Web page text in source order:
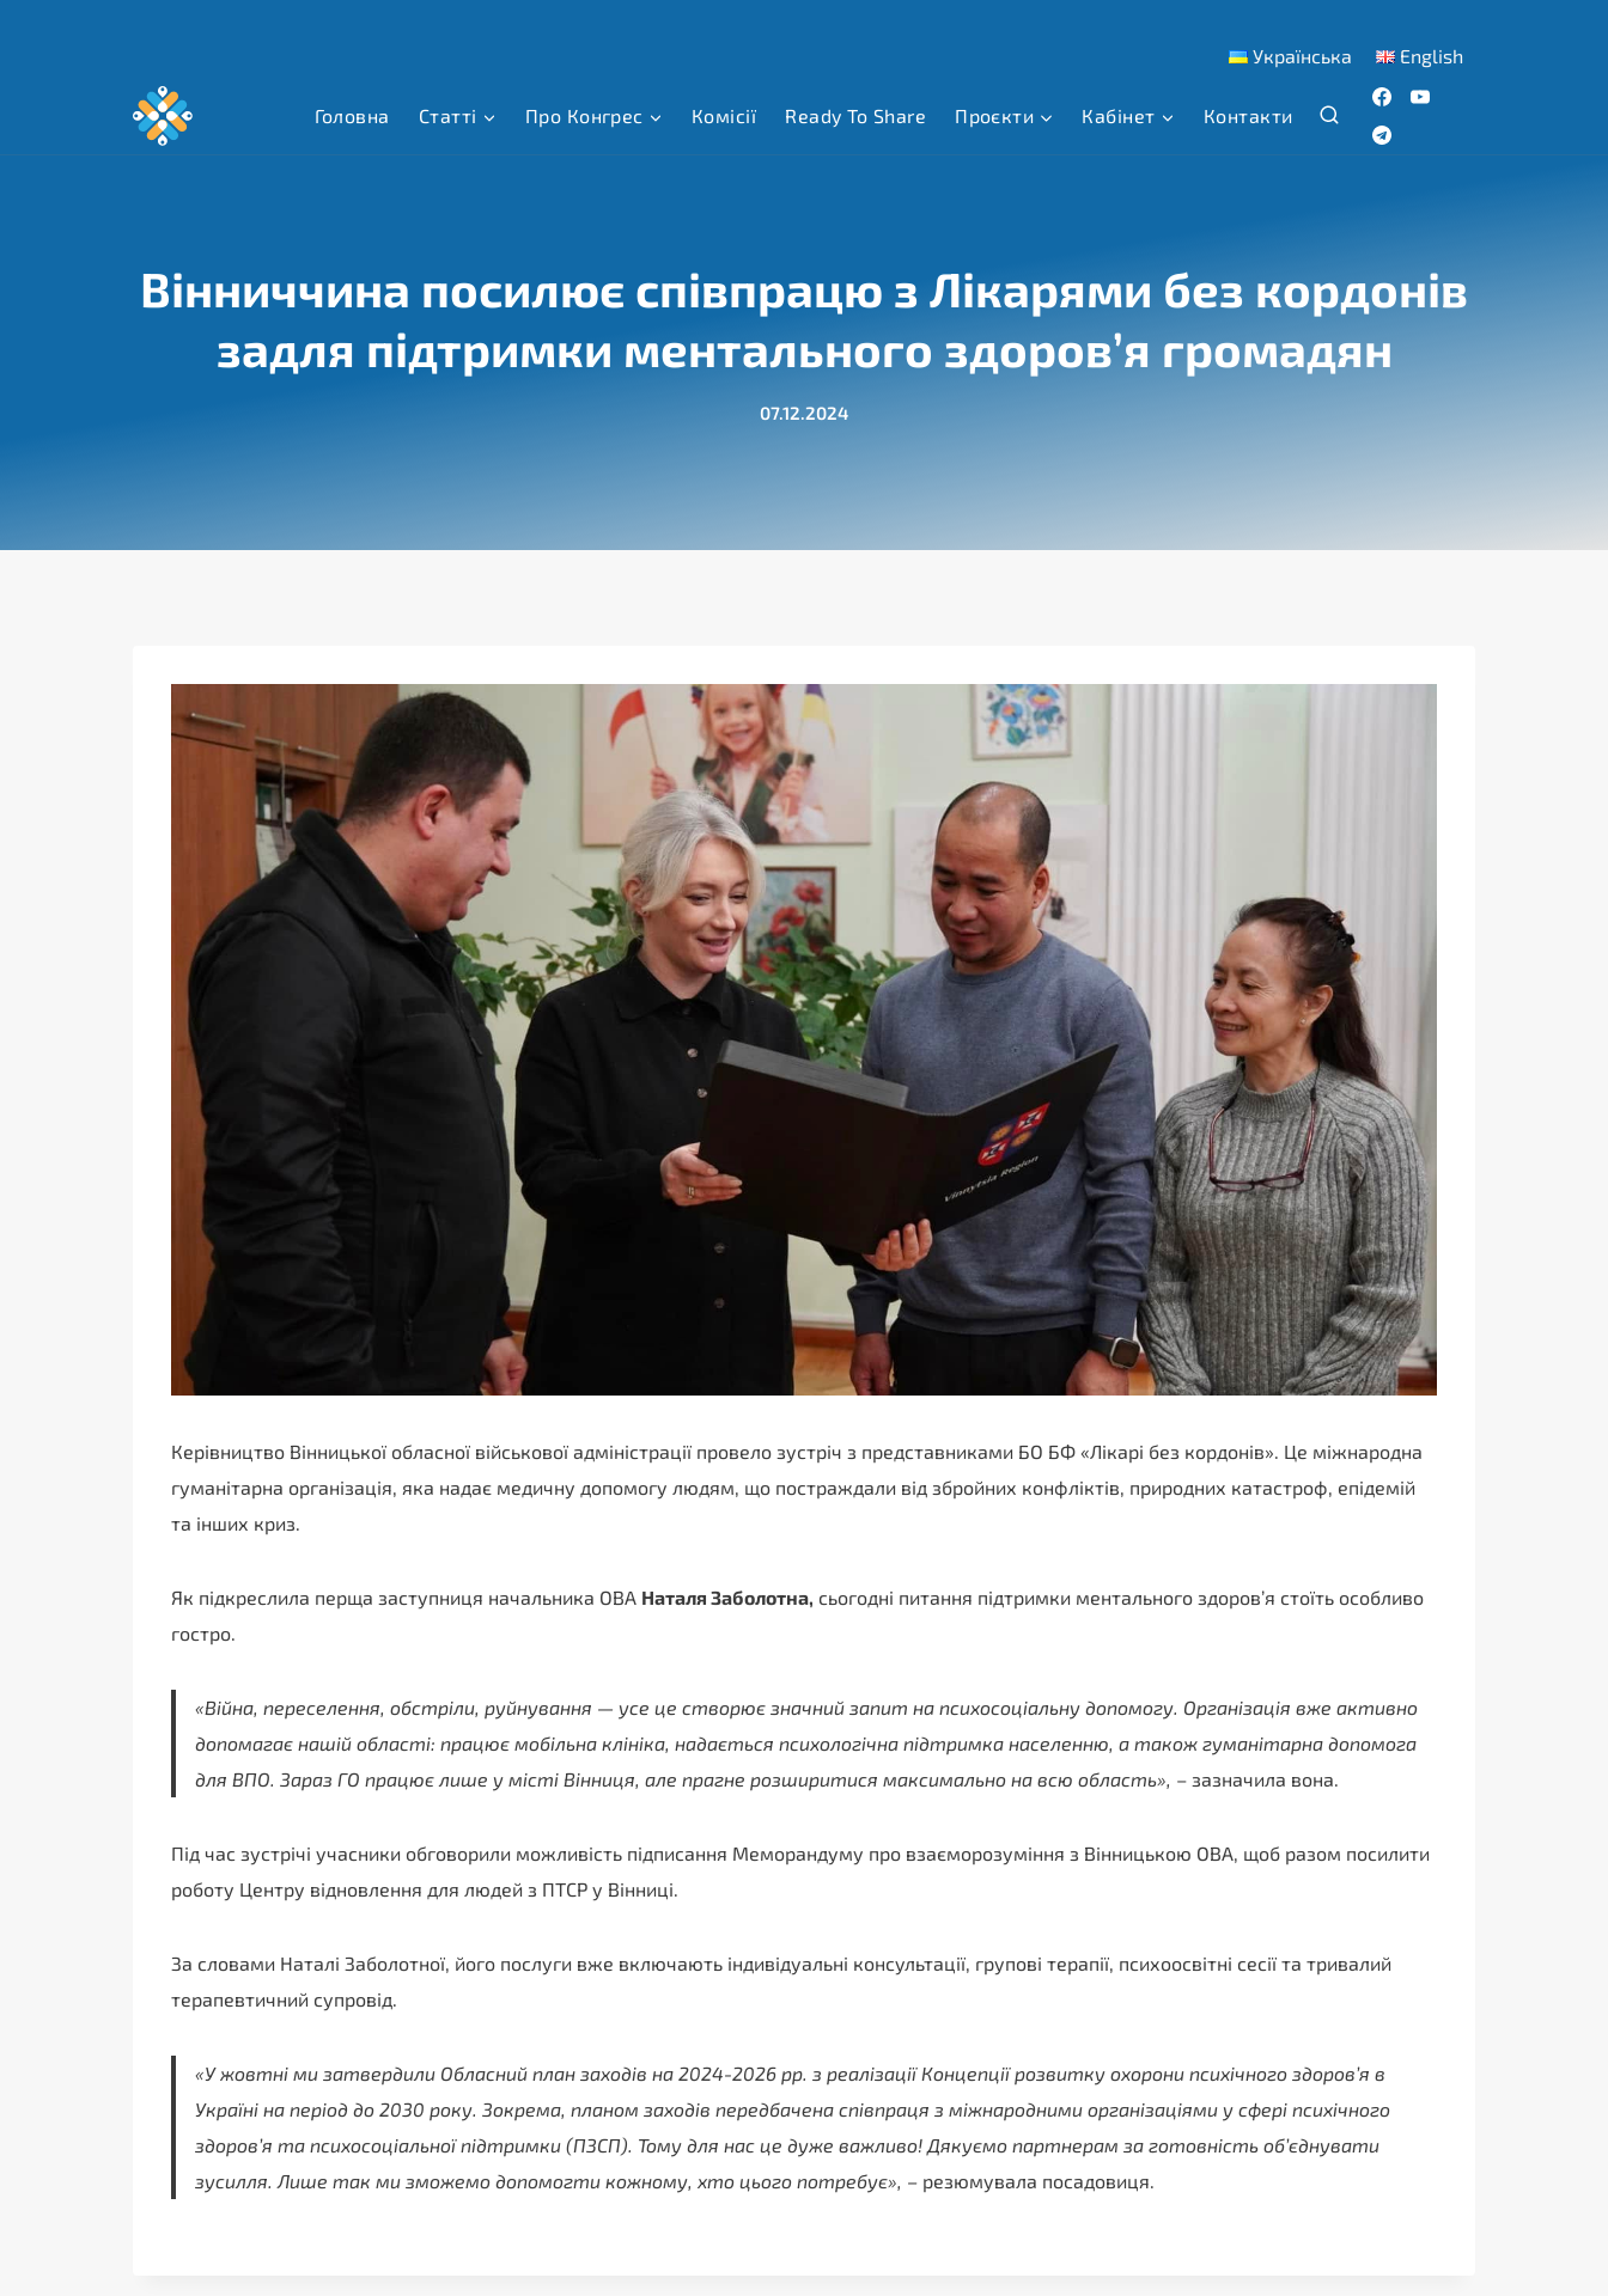
Українська English
Головна Статті Про Конгрес Комісії Ready To Share Проєкти Кабінет Контакти
Вінниччина посилює співпрацю з Лікарями без кордонів
задля підтримки ментального здоров’я громадян
07.12.2024
Керівництво Вінницької обласної військової адміністрації провело зустріч з представниками БО БФ «Лікарі без кордонів». Це міжнародна
гуманітарна організація, яка надає медичну допомогу людям, що постраждали від збройних конфліктів, природних катастроф, епідемій
та інших криз.
Як підкреслила перща заступниця начальника ОВА Наталя Заболотна, сьогодні питання підтримки ментального здоров’я стоїть особливо
гостро.
«Війна, переселення, обстріли, руйнування — усе це створює значний запит на психосоціальну допомогу. Організація вже активно
допомагає нашій області: працює мобільна клініка, надається психологічна підтримка населенню, а також гуманітарна допомога
для ВПО. Зараз ГО працює лише у місті Вінниця, але прагне розширитися максимально на всю область», – зазначила вона.
Під час зустрічі учасники обговорили можливість підписання Меморандуму про взаєморозуміння з Вінницькою ОВА, щоб разом посилити
роботу Центру відновлення для людей з ПТСР у Вінниці.
За словами Наталі Заболотної, його послуги вже включають індивідуальні консультації, групові терапії, психоосвітні сесії та тривалий
терапевтичний супровід.
«У жовтні ми затвердили Обласний план заходів на 2024-2026 рр. з реалізації Концепції розвитку охорони психічного здоров’я в
Україні на період до 2030 року. Зокрема, планом заходів передбачена співпраця з міжнародними організаціями у сфері психічного
здоров’я та психосоціальної підтримки (ПЗСП). Тому для нас це дуже важливо! Дякуємо партнерам за готовність обʼєднувати
зусилля. Лише так ми зможемо допомогти кожному, хто цього потребує», – резюмувала посадовиця.